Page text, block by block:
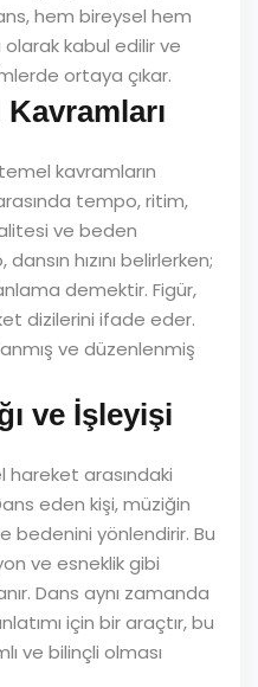
hem bireysel hem
kabul edilir ve
ortaya çıkar.
kavramların
tempo, ritim,
ve beden
hızını belirlerken;
demektir. Figür,
dizilerini ifade eder.
ve düzenlenmiş
ve İşleyişi
hareket arasındaki
eden kişi, müziğin
yönlendirir. Bu
ve esneklik gibi
Dans aynı zamanda
için bir araçtır, bu
ve bilinçli olması